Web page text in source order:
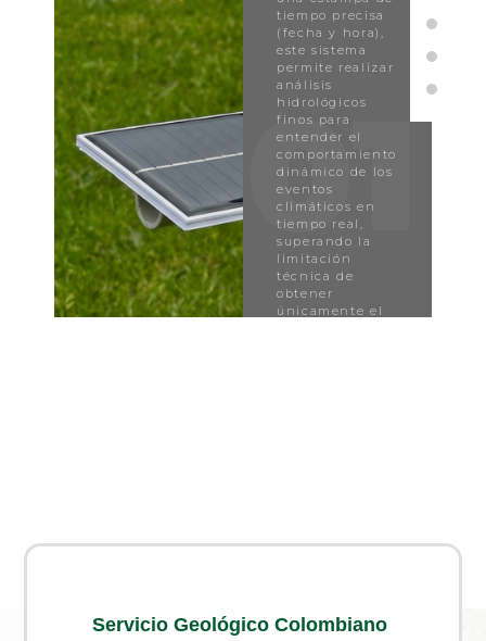
Servicio Geológico Colombiano